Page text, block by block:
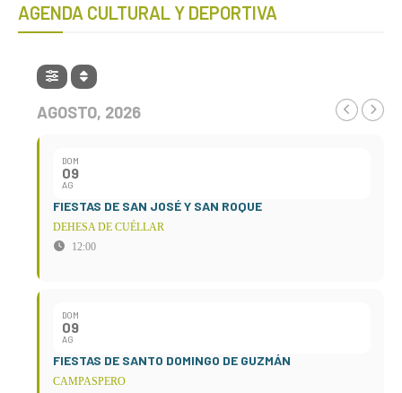
AGENDA CULTURAL Y DEPORTIVA
AGOSTO, 2026
DOM
09
AG
FIESTAS DE SAN JOSÉ Y SAN ROQUE
DEHESA DE CUÉLLAR
12:00
DOM
09
AG
FIESTAS DE SANTO DOMINGO DE GUZMÁN
CAMPASPERO